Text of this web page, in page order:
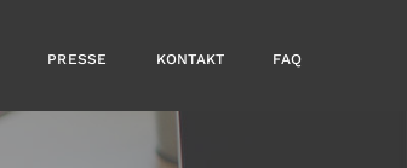
PRESSE KONTAKT FAQ